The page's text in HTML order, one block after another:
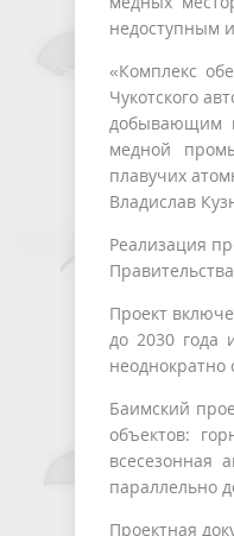
недоступным
«Комплекс
Чукотского
добывающим
медной
плавучих
Владислав
Реализация
Проект
до 2030 года
неоднократно
Баимский
объектов:
всесезонная
параллельно
Проектная